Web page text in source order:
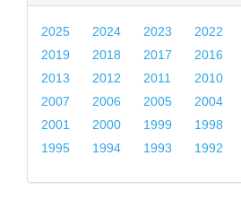
2025 2024 2023 2022
2019
2018 2017 2016
2013
2012 2011 2010
2007
2006 2005 2004
2001
2000 1999 1998
1995
1994 1993 1992